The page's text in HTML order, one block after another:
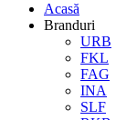
Acasă
Branduri
URB
FKL
FAG
INA
SLF